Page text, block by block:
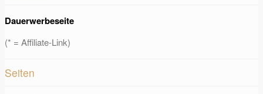
Dauerwerbeseite
(* = Affiliate-Link)
Seiten